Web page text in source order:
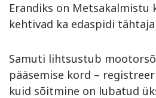
Erandiks on Metsakalmistu
kehtivad ka edaspidi
Samuti lihtsustub
pääsemise kord –
kuid sõitmine on lubatud